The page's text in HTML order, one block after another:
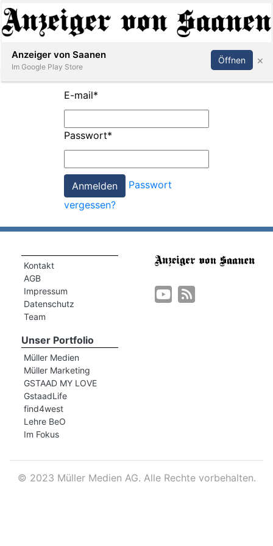
Abonnieren Anmelden
E-mail*
Passwort*
Passwort
vergessen?
Kontakt
AGB
Impressum
Datenschutz
Team
Unser Portfolio
Müller Medien
Müller Marketing
GSTAAD MY LOVE
GstaadLife
find4west
Lehre BeO
Im Fokus
© 2023 Müller Medien AG. Alle Rechte vorbehalten.
Anzeiger von Saanen
Im Google Play Store
Öffnen ×